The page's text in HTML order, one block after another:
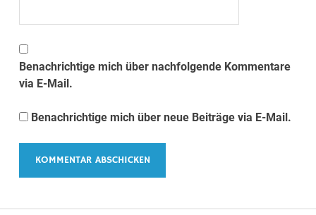
Benachrichtige mich über nachfolgende Kommentare
via E-Mail.
Benachrichtige mich über neue Beiträge via E-Mail.